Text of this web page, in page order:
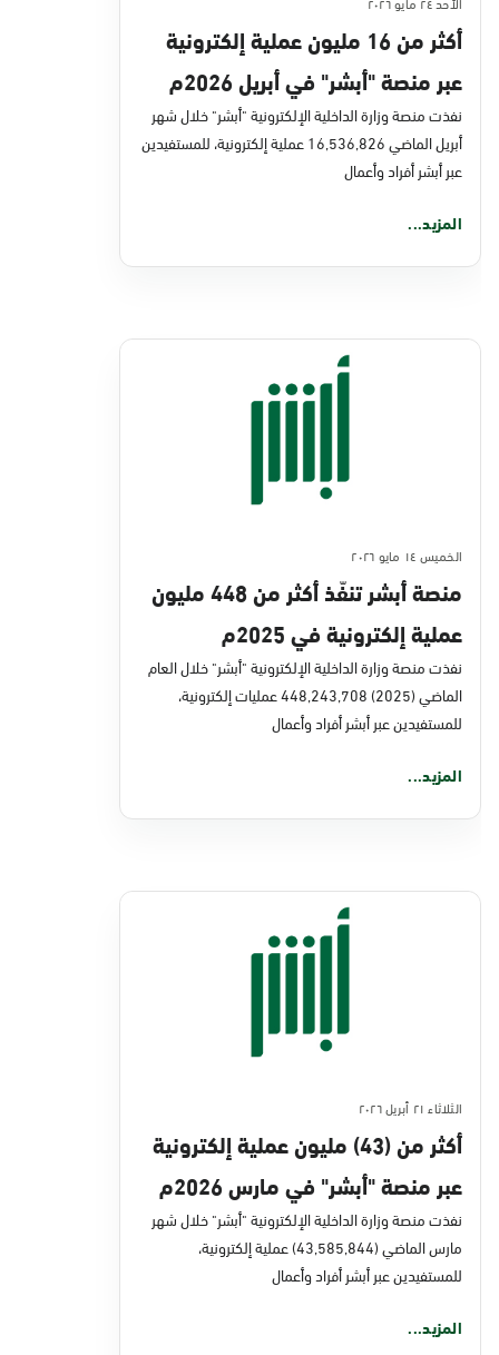
أكثر من 16 مليون عملية إلكترونية
عبر منصة "أبشر" في أبريل 2026م
نفذت منصة وزارة الداخلية الإلكترونية "أبشر" خلال شهر
أبريل الماضي 16,536,826 عملية إلكترونية، للمستفيدين
عبر أبشر أفراد وأعمال
المزيد...
الخميس ١٤ مايو ٢٠٢٦
منصة أبشر تنفّذ أكثر من 448 مليون
عملية إلكترونية في 2025م
نفذت منصة وزارة الداخلية الإلكترونية "أبشر" خلال العام
الماضي (2025) 448,243,708 عمليات إلكترونية،
للمستفيدين عبر أبشر أفراد وأعمال
المزيد...
الثلاثاء ٢١ أبريل ٢٠٢٦
أكثر من (43) مليون عملية إلكترونية
عبر منصة "أبشر" في مارس 2026م
نفذت منصة وزارة الداخلية الإلكترونية "أبشر" خلال شهر
مارس الماضي (43,585,844) عملية إلكترونية،
للمستفيدين عبر أبشر أفراد وأعمال
المزيد...